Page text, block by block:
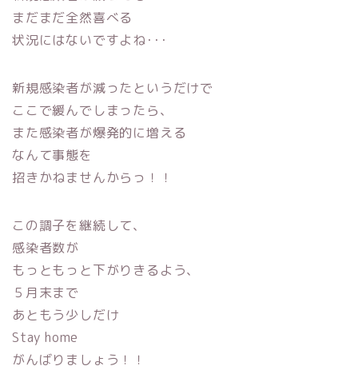
まだまだ全然喜べる
状況にはないですよね･･･
新規感染者が減ったというだけで
ここで緩んでしまったら、
また感染者が爆発的に増える
なんて事態を
招きかねませんからっ！！
この調子を継続して、
感染者数が
もっともっと下がりきるよう、
５月末まで
あともう少しだけ
Stay home
がんばりましょう！！